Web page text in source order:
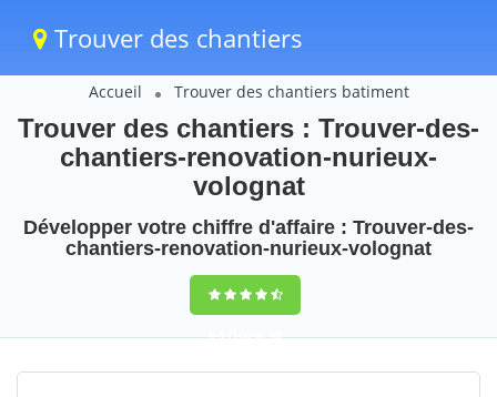
Trouver des chantiers
Accueil Trouver des chantiers batiment
Trouver des chantiers : Trouver-des-
chantiers-renovation-nurieux-
volognat
Développer votre chiffre d'affaire : Trouver-des-
chantiers-renovation-nurieux-volognat
9,5(100%)90
votes